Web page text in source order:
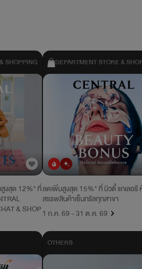
SHOPPING
สูงสุด 12%* ที่
& SHOP
DEPARTMENT STORE &
ยอดนิยมมาใหม่
ลดเพิ่มสูงสุด 15%* ที่ บิวตี้ แกเลอรี
สรรพสินค้าเซ็นทรัลทุกสาขา
1 ก.ค. 69 - 31 ต.ค. 69
OTHERS